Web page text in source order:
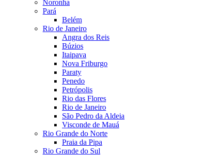
Noronha
Pará
Belém
Rio de Janeiro
Angra dos Reis
Búzios
Itaipava
Nova Friburgo
Paraty
Penedo
Petrópolis
Rio das Flores
Rio de Janeiro
São Pedro da Aldeia
Visconde de Mauá
Rio Grande do Norte
Praia da Pipa
Rio Grande do Sul